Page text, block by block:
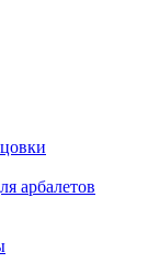
арбалетов